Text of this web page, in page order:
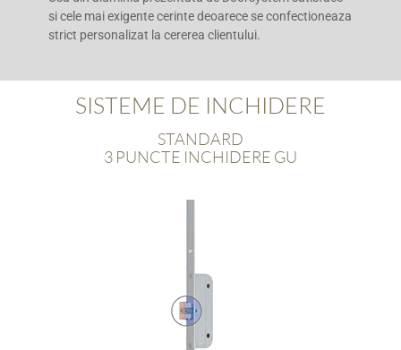
si cele mai exigente cerinte deoarece se confectioneaza
strict personalizat la cererea clientului.
SISTEME DE INCHIDERE
STANDARD
3 PUNCTE INCHIDERE GU